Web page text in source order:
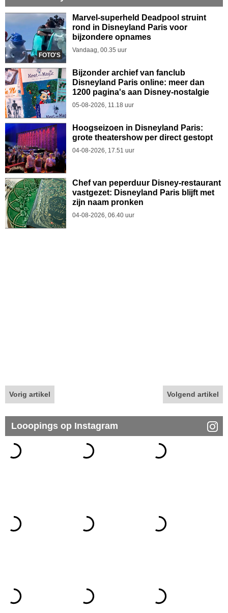
FOTO'S
Marvel-superheld Deadpool struint
rond in Disneyland Paris voor
bijzondere opnames
Vandaag, 00.35 uur
Bijzonder archief van fanclub
Disneyland Paris online: meer dan
1200 pagina's aan Disney-nostalgie
05-08-2026, 11.18 uur
Hoogseizoen in Disneyland Paris:
grote theatershow per direct gestopt
04-08-2026, 17.51 uur
Chef van peperduur Disney-restaurant
vastgezet: Disneyland Paris blijft met
zijn naam pronken
04-08-2026, 06.40 uur
Vorig artikel Volgend artikel
Looopings op Instagram